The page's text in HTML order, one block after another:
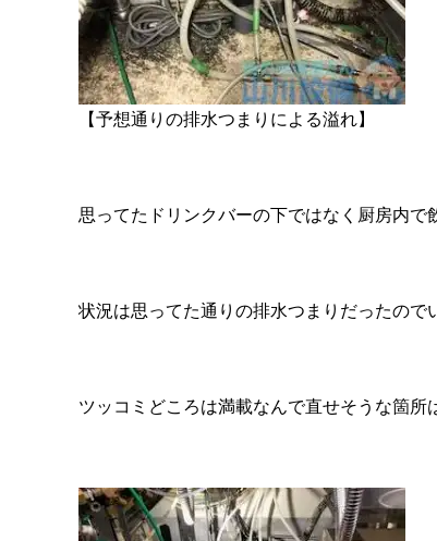
【予想通りの排水つまりによる溢れ】
思ってたドリンクバーの下ではなく厨房内で
状況は思ってた通りの排水つまりだったので
ツッコミどころは満載なんで直せそうな箇